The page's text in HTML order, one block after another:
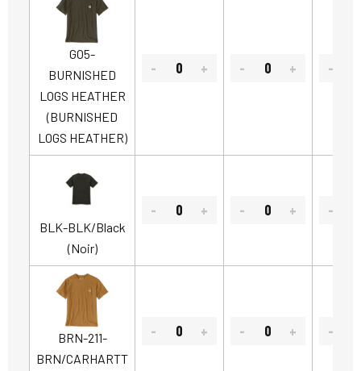
GO5-
BURNISHED
LOGS HEATHER
(BURNISHED
LOGS HEATHER)
BLK-BLK/Black
(Noir)
BRN-211-
BRN/CARHARTT